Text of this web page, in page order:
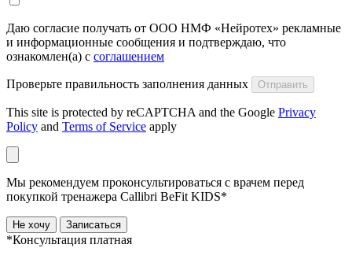
Даю согласие получать от ООО НМФ «Нейротех» рекламные
и информационные сообщения и подтверждаю, что
ознакомлен(а) с соглашением
Проверьте правильность заполнения данных Отправить
This site is protected by reCAPTCHA and the Google Privacy
Policy and Terms of Service apply
Мы рекомендуем проконсультироваться с врачем перед
покупкой тренажера Callibri BeFit KIDS*
Не хочу Записаться
*Консультация платная